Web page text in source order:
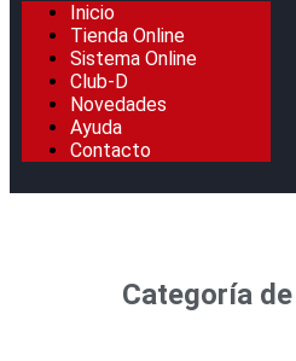
Inicio
Tienda Online
Sistema Online
Club-D
Novedades
Ayuda
Contacto
Categoría